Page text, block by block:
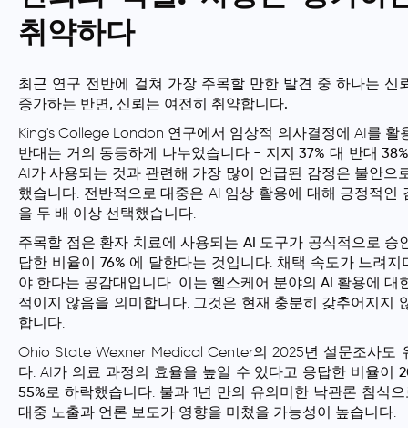
취약하다
최근 연구 전반에 걸쳐 가장 주목할 만한 발견 중 하나는 신
증가하는 반면, 신뢰는 여전히 취약합니다.
King's College London 연구에서 임상적 의사결정에 AI를 활
반대는 거의 동등하게 나누었습니다 - 지지 37% 대 반대
AI가 사용되는 것과 관련해 가장 많이 언급된 감정은 불안으
했습니다. 전반적으로 대중은 AI 임상 활용에 대해 긍정적인
을 두 배 이상 선택했습니다.
주목할 점은 환자 치료에 사용되는 AI 도구가 공식적으로 승
답한 비율이 76% 에 달한다는 것입니다. 채택 속도가 느려
야 한다는 공감대입니다. 이는 헬스케어 분야의 AI 활용에 대
적이지 않음을 의미합니다. 그것은 현재 충분히 갖추어지지
합니다.
Ohio State Wexner Medical Center의 2025년 설문조사도
다. AI가 의료 과정의 효율을 높일 수 있다고 응답한 비율이
55%로 하락했습니다. 불과 1년 만의 유의미한 낙관론 침식
대중 노출과 언론 보도가 영향을 미쳤을 가능성이 높습니다.